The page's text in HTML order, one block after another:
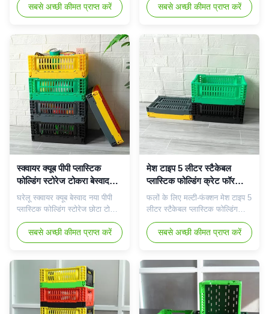
डेस्कटॉप सजावट भंडारण प्लास्टिक
बॉक्स विनिर्देश प्रोडक्ट का नाम तह
आयामी सहिष्णुता...
सबसे अच्छी कीमत प्राप्त करें
भंडारण टोकरी कार्यात्मक डिजाइन तह
आयामी सहिष्णुता...
सबसे अच्छी कीमत प्राप्त करें
स्क्वायर क्यूब पीपी प्लास्टिक
फोल्डिंग स्टोरेज टोकरा बेस्वाद
घरेलू
घरेलू स्क्वायर क्यूब बेस्वाद नया पीपी
प्लास्टिक फोल्डिंग स्टोरेज छोटा टोकरा
उत्पाद वर्णन: यह डेयरी/भंडारण टोकरा
आपके घर को व्यवस्थित करते समय
अवश्य होना चाहिए।इसका उपयोग सभी
को स्टोर करने के लिए करें।इसका
निर्माण इसे आपकी सभी भंडारण
आवश्यकताओं के लिए एकदम सही
बनाता है...
सबसे अच्छी कीमत प्राप्त करें
मेश टाइप 5 लीटर स्टैकेबल
प्लास्टिक फोल्डिंग क्रेट फॉर
फ्रूट्स मल्टीफंक्शन
फलों के लिए मल्टी-फंक्शन मेश टाइप 5
लीटर स्टैकेबल प्लास्टिक फोल्डिंग
टोकरा उत्पाद वर्णन: मिनी क्रेट घर,
कार्यालय, छात्रावास या उपयोगिता
क्षेत्र में उपयोग के लिए आदर्श है।इस
अंतहीन आदर्श उपयोग हैं!बेडरूम में हेयर
एक्सेसरीज और मेकअप, बाथरूम में
स्वास्थ्य और सौंदर्य उत्पाद...
सबसे अच्छी कीमत प्राप्त करें